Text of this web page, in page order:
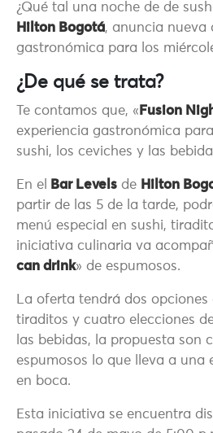
¿Qué tal una noche de de
Hilton Bogotá, anuncia nueva
gastronómica para los
¿De qué se trata?
Te contamos que, « Fusion
experiencia gastronómica
sushi, los ceviches y las
En el Bar Levels de Hilton
partir de las 5 de la tarde,
menú especial en sushi,
iniciativa culinaria va
can drink» de espumosos.
La oferta tendrá dos opciones
tiraditos y cuatro elecciones
las bebidas, la propuesta son
espumosos lo que lleva a una
en boca.
Esta iniciativa se encuentra